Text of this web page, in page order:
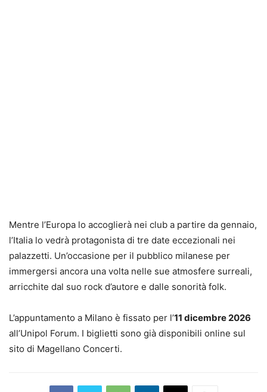
Mentre l’Europa lo accoglierà nei club a partire da gennaio,
l’Italia lo vedrà protagonista di tre date eccezionali nei
palazzetti. Un’occasione per il pubblico milanese per
immergersi ancora una volta nelle sue atmosfere surreali,
arricchite dal suo rock d’autore e dalle sonorità folk.
L’appuntamento a Milano è fissato per l’11 dicembre 2026
all’Unipol Forum. I biglietti sono già disponibili online sul
sito di Magellano Concerti.